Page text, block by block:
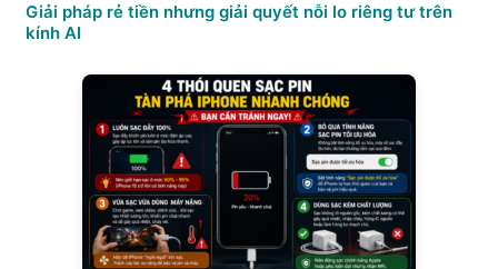
Giải pháp rẻ tiền nhưng giải quyết nỗi lo riêng tư trên
kính AI